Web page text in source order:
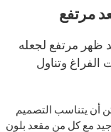
ظهر مرتفع لجعله
وتناول
45،65 و 75 سم. يمكن أن يتناسب التصميم
جيد مع كل من مقعد بلون